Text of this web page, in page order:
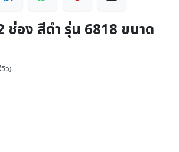
ช่อง สีดำ รุ่น 6818 ขนาด
ว)